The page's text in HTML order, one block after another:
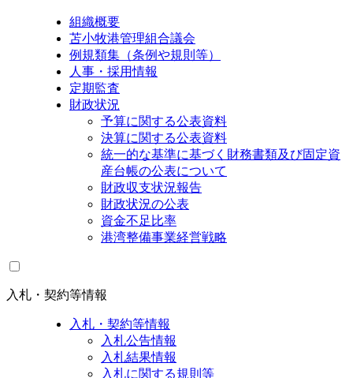
組織概要
苫小牧港管理組合議会
例規類集（条例や規則等）
人事・採用情報
定期監査
財政状況
予算に関する公表資料
決算に関する公表資料
統一的な基準に基づく財務書類及び固定資
産台帳の公表について
財政収支状況報告
財政状況の公表
資金不足比率
港湾整備事業経営戦略
入札・契約等情報
入札・契約等情報
入札公告情報
入札結果情報
入札に関する規則等